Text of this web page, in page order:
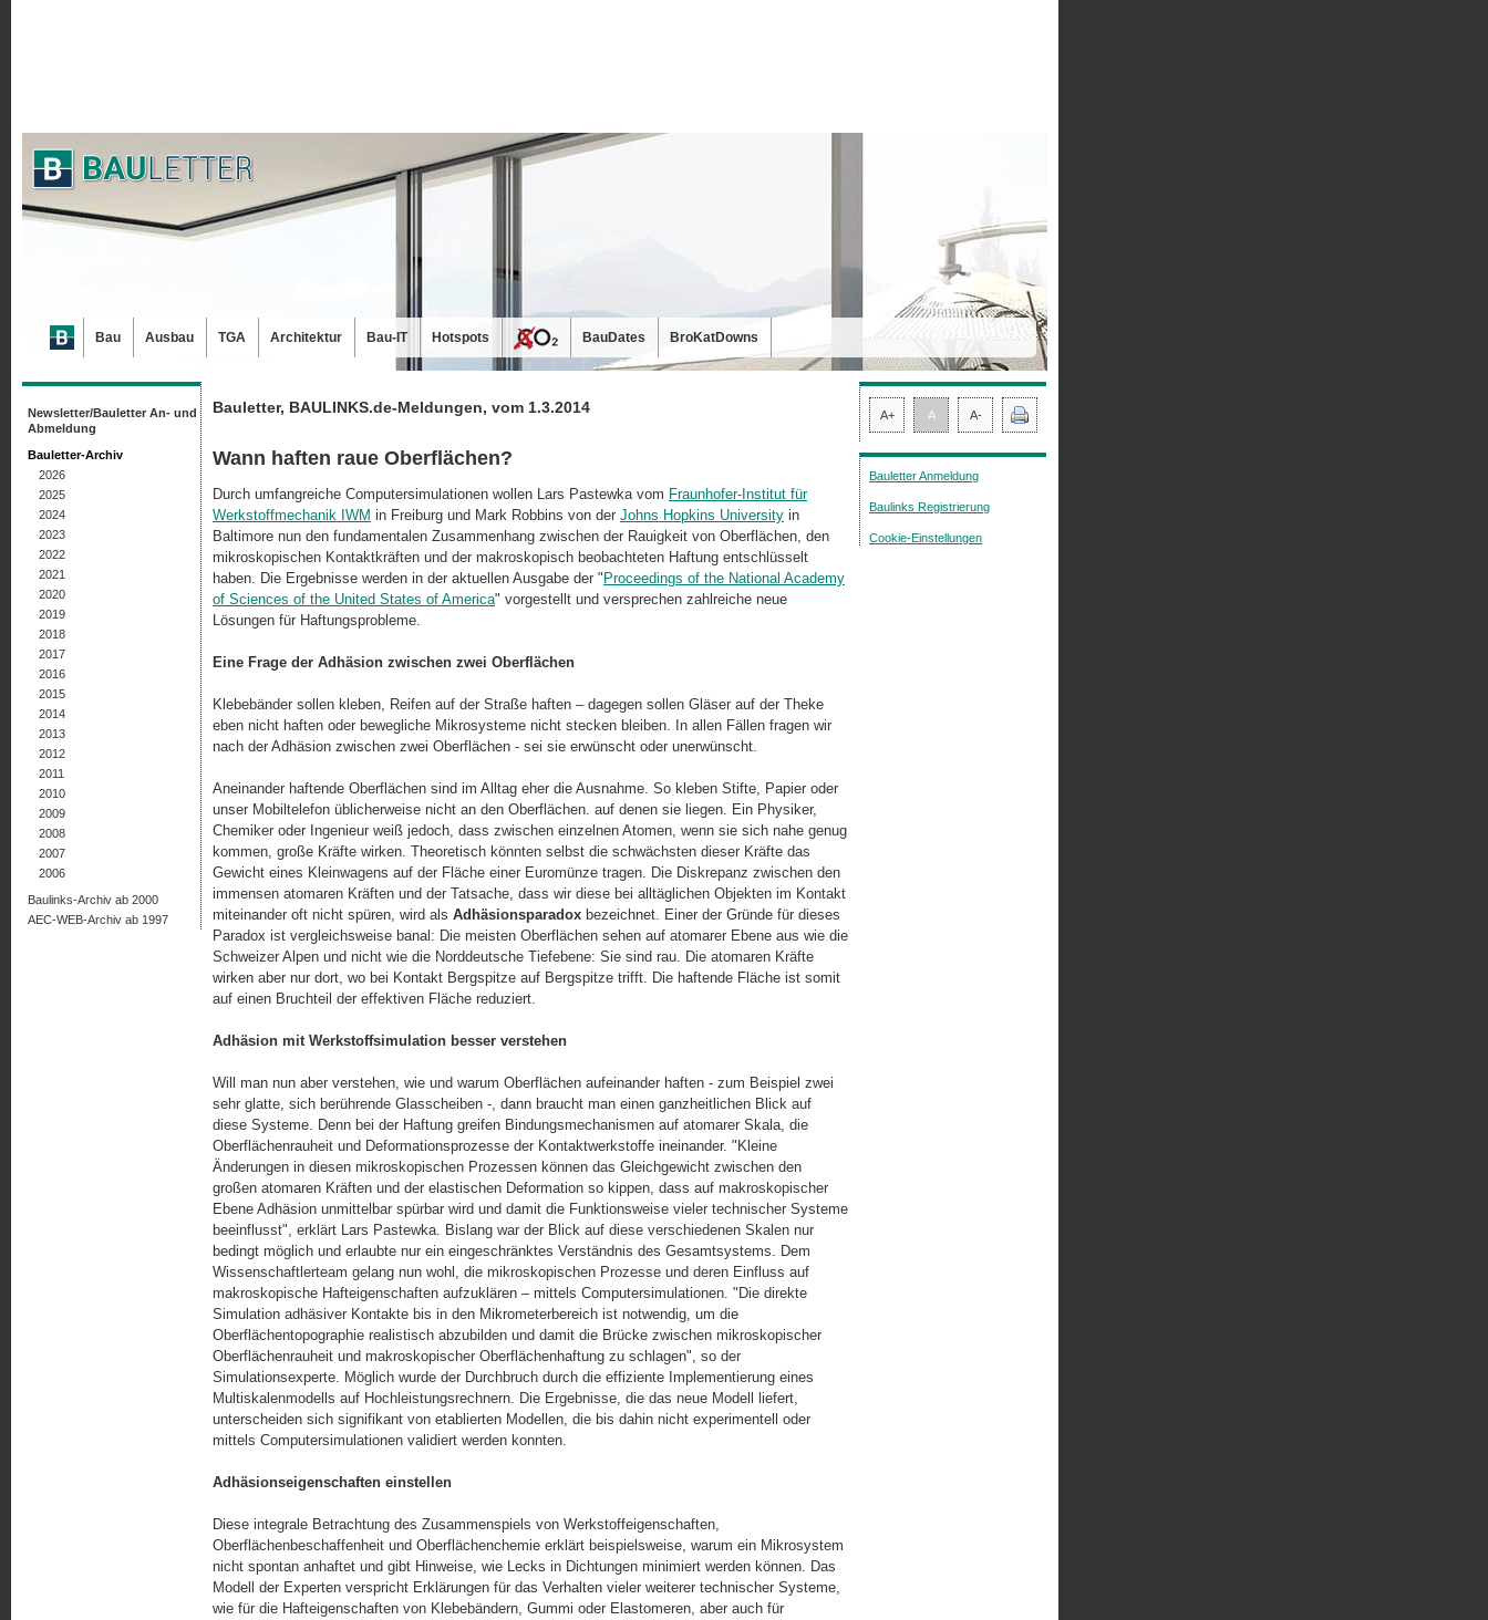
Bauletter, BAULINKS.de-Meldungen, vom 1.3.2014
Wann haften raue Oberflächen?
Durch umfangreiche Computersimulationen wollen Lars Pastewka vom Fraunhofer-Institut für
Werkstoffmechanik IWM in Freiburg und Mark Robbins von der Johns Hopkins University in
Baltimore nun den fundamentalen Zusammenhang zwischen der Rauigkeit von Oberflächen, den
mikroskopischen Kontaktkräften und der makrosko­pisch beobachteten Haftung entschlüsselt
haben. Die Ergebnisse werden in der aktuellen Ausgabe der " Proceedings of the National Academy
of Sciences of the United States of America" vorgestellt und versprechen zahlreiche neue
Lösungen für Haftungsprobleme.
Eine Frage der Adhäsion zwischen zwei Oberflächen
Klebebänder sollen kleben, Reifen auf der Straße haften – dagegen sollen Gläser auf der Theke
eben nicht haften oder bewegliche Mikrosysteme nicht stecken bleiben. In allen Fällen fragen wir
nach der Adhäsion zwischen zwei Oberflächen - sei sie erwünscht oder unerwünscht.
Aneinander haftende Oberflächen sind im Alltag eher die Ausnahme. So kleben Stifte, Papier oder
unser Mobiltelefon üblicherweise nicht an den Oberflächen. auf denen sie liegen. Ein Physiker,
Chemiker oder Ingenieur weiß jedoch, dass zwischen einzelnen Atomen, wenn sie sich nahe genug
kommen, große Kräfte wirken. Theoretisch könnten selbst die schwächsten dieser Kräfte das
Gewicht eines Kleinwagens auf der Fläche einer Euromünze tragen. Die Diskrepanz zwischen den
immensen atomaren Kräften und der Tatsache, dass wir diese bei alltäglichen Objekten im Kontakt
miteinander oft nicht spüren, wird als Adhäsionsparadox bezeichnet. Einer der Gründe für dieses
Paradox ist vergleichsweise banal: Die meisten Oberflächen sehen auf atomarer Ebene aus wie die
Schweizer Alpen und nicht wie die Norddeutsche Tiefebene: Sie sind rau. Die atomaren Kräfte
wirken aber nur dort, wo bei Kontakt Bergspitze auf Bergspitze trifft. Die haftende Fläche ist somit
auf einen Bruchteil der effektiven Fläche reduziert.
Adhäsion mit Werkstoffsimulation besser verstehen
Will man nun aber verstehen, wie und warum Oberflächen aufeinander haften - zum Beispiel zwei
sehr glatte, sich berührende Glasscheiben -, dann braucht man einen ganzheitlichen Blick auf
diese Systeme. Denn bei der Haftung greifen Bindungsmecha­nismen auf atomarer Skala, die
Oberflächenrauheit und Deformationsprozesse der Kontaktwerkstoffe ineinander. "Kleine
Änderungen in diesen mikroskopischen Prozessen können das Gleichgewicht zwischen den
großen atomaren Kräften und der elastischen Deformation so kippen, dass auf makroskopischer
Ebene Adhäsion unmittelbar spürbar wird und damit die Funktionsweise vieler technischer Systeme
beeinflusst", erklärt Lars Pastewka. Bislang war der Blick auf diese verschiedenen Skalen nur
bedingt möglich und erlaubte nur ein eingeschränktes Verständnis des Gesamtsystems. Dem
Wissenschaftlerteam gelang nun wohl, die mikroskopischen Prozesse und deren Ein­fluss auf
makroskopische Hafteigenschaften aufzuklären – mittels Computersimula­tionen. "Die direkte
Simulation adhäsiver Kontakte bis in den Mikrometerbereich ist notwendig, um die
Oberflächentopographie realistisch abzubilden und damit die Brücke zwischen mikroskopischer
Oberflächenrauheit und makroskopischer Oberflächen­haftung zu schlagen", so der
Simulationsexperte. Möglich wurde der Durchbruch durch die effiziente Implementierung eines
Multiskalenmodells auf Hochleistungsrechnern. Die Ergebnisse, die das neue Modell liefert,
unterscheiden sich signifikant von etablierten Modellen, die bis dahin nicht experimentell oder
mittels Computersimulationen validiert werden konnten.
Adhäsionseigenschaften einstellen
Diese integrale Betrachtung des Zusammenspiels von Werkstoffeigenschaften,
Oberflächenbeschaffenheit und Oberflächenchemie erklärt beispielsweise, warum ein Mikrosystem
nicht spontan anhaftet und gibt Hinweise, wie Lecks in Dichtungen minimiert werden können. Das
Modell der Experten verspricht Erklärungen für das Verhalten vieler weiterer technischer Systeme,
wie für die Hafteigenschaften von Klebebändern, Gummi oder Elastomeren, aber auch für
Newsletter/Bauletter An- und
Abmeldung
Bauletter-Archiv
2026
2025
2024
2023
2022
2021
2020
2019
2018
2017
2016
2015
2014
2013
2012
2011
2010
2009
2008
2007
2006
Baulinks-Archiv ab 2000
AEC-WEB-Archiv ab 1997
A+ A A-
Bauletter Anmeldung
Baulinks Registrierung
Cookie-Einstellungen
Bau Ausbau TGA Architektur Bau-IT Hotspots BauDates BroKatDowns